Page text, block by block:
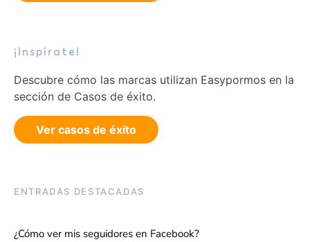
¡Inspírate!
Descubre cómo las marcas utilizan Easypormos en la
sección de Casos de éxito.
Ver casos de éxito
ENTRADAS DESTACADAS
¿Cómo ver mis seguidores en Facebook?